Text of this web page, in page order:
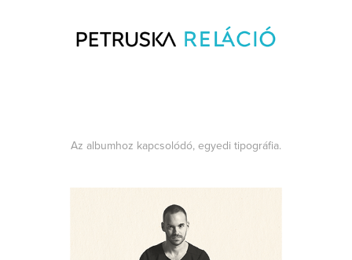
Az albumhoz kapcsolódó, egyedi tipográfia.